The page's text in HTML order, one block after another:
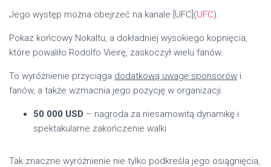
Jego występ można obejrzeć na kanale [UFC](UFC).
Pokaz końcowy Nokaltu, a dokładniej wysokiego kopnięcia,
które powaliło Rodolfo Vieirę, zaskoczył wielu fanów.
To wyróżnienie przyciąga dodatkową uwagę sponsorów i
fanów, a także wzmacnia jego pozycję w organizacji.
50 000 USD – nagroda za niesamowitą dynamikę i
spektakularne zakończenie walki
Tak znaczne wyróżnienie nie tylko podkreśla jego osiągnięcia,